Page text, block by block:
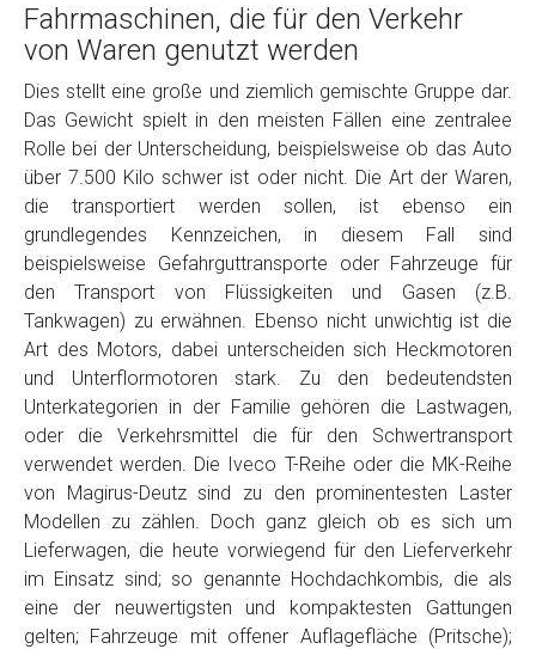
Kilometerstand
Preisvorstellung
Name*
Telefon
Email
PLZ und Ort
Foto Nr. 1
Foto Nr. 2
Fahrmaschinen, die für den Verkehr
von Waren genutzt werden
Dies stellt eine große und ziemlich gemischte Gruppe dar.
Das Gewicht spielt in den meisten Fällen eine zentralee
Rolle bei der Unterscheidung, beispielsweise ob das Auto
über 7.500 Kilo schwer ist oder nicht. Die Art der Waren,
die transportiert werden sollen, ist ebenso ein
grundlegendes Kennzeichen, in diesem Fall sind
beispielsweise Gefahrguttransporte oder Fahrzeuge für
den Transport von Flüssigkeiten und Gasen (z.B.
Tankwagen) zu erwähnen. Ebenso nicht unwichtig ist die
Art des Motors, dabei unterscheiden sich Heckmotoren
und Unterflormotoren stark. Zu den bedeutendsten
Unterkategorien in der Familie gehören die Lastwagen,
oder die Verkehrsmittel die für den Schwertransport
verwendet werden. Die Iveco T-Reihe oder die MK-Reihe
von Magirus-Deutz sind zu den prominentesten Laster
Modellen zu zählen. Doch ganz gleich ob es sich um
Lieferwagen, die heute vorwiegend für den Lieferverkehr
im Einsatz sind; so genannte Hochdachkombis, die als
eine der neuwertigsten und kompaktesten Gattungen
gelten; Fahrzeuge mit offener Auflagefläche (Pritsche);